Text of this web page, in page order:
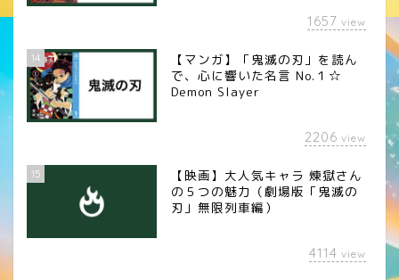
1657 view
14
【マンガ】「鬼滅の刃」を読ん
で、心に響いた名言 No.１☆
Demon Slayer
2206 view
15
【映画】大人気キャラ 煉󠄁獄さん
の５つの魅力（劇場版「鬼滅の
刃」無限列車編）
4114 view